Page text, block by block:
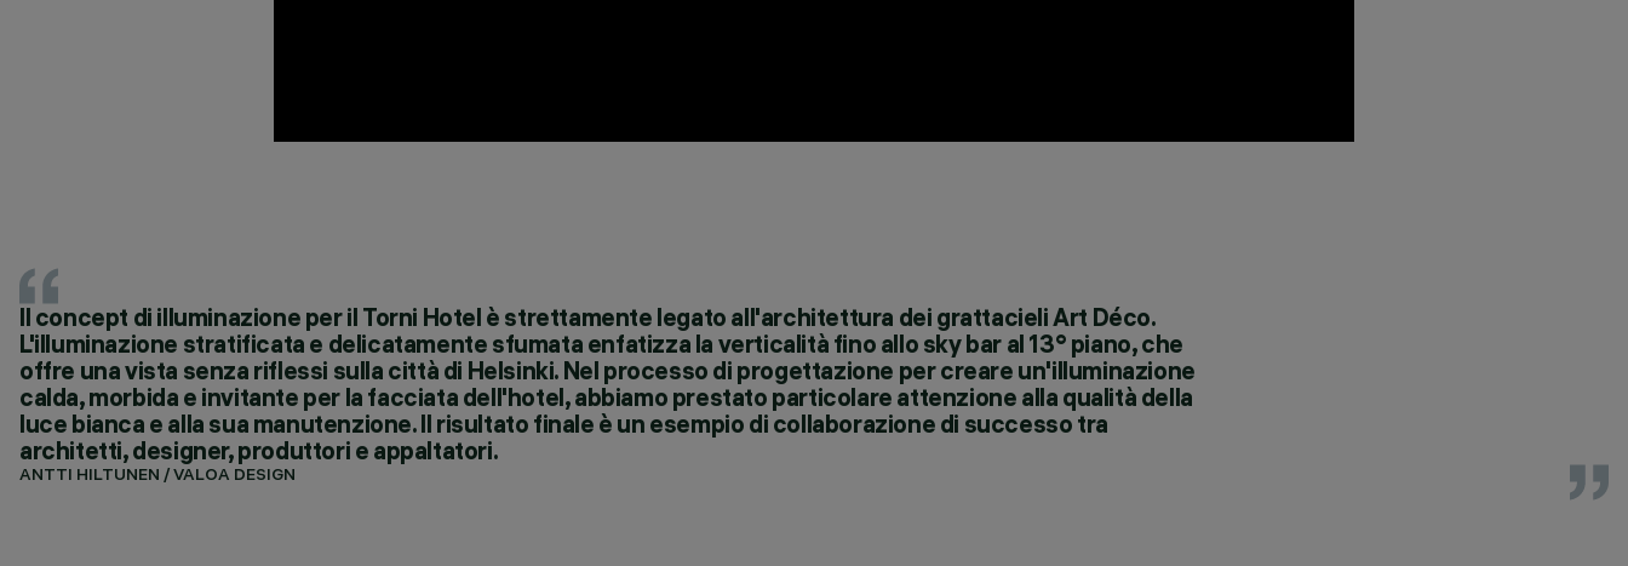
Il concept di illuminazione per il Torni Hotel è strettamente legato all'architettura dei grattacieli Art Déco.
L'illuminazione stratificata e delicatamente sfumata enfatizza la verticalità fino allo sky bar al 13° piano, che
offre una vista senza riflessi sulla città di Helsinki. Nel processo di progettazione per creare un'illuminazione
calda, morbida e invitante per la facciata dell'hotel, abbiamo prestato particolare attenzione alla qualità della
luce bianca e alla sua manutenzione. Il risultato finale è un esempio di collaborazione di successo tra
architetti, designer, produttori e appaltatori.
ANTTI HILTUNEN / VALOA DESIGN